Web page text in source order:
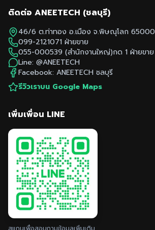
ติดต่อ ANEETECH (ชลบุรี)
46/6 ต.ท่าทอง อ.เมือง จ.พิษณุโลก 65000
099-2121071 ฝ่ายขาย
055-000539 (สำนักงานใหญ่)กด 1 ฝ่ายขาย
Line: @ANEETECH
Facebook: ANEETECH ชลบุรี
รีวิวเราบน Google Maps
เพิ่มเพื่อน LINE